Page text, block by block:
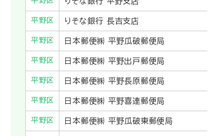
平野区 りそな銀行 長吉支店
平野区 日本郵便㈱ 平野瓜破郵便局
平野区 日本郵便㈱ 平野出戸郵便局
平野区 日本郵便㈱ 平野長原郵便局
平野区 日本郵便㈱ 平野喜連郵便局
平野区 日本郵便㈱ 平野瓜破東郵便局